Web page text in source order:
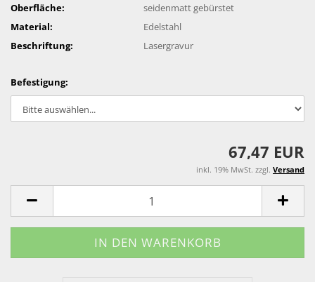
Oberfläche:
seidenmatt gebürstet
Material:
Edelstahl
Beschriftung:
Lasergravur
Befestigung:
67,47 EUR
inkl. 19% MwSt. zzgl. Versand